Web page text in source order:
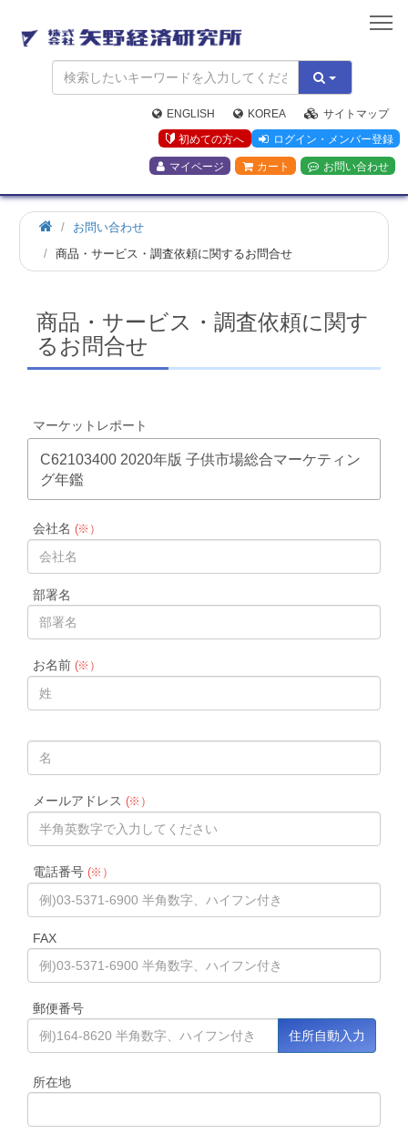
矢
野
経
済
研
究
所
ENGLISH KOREA
サイトマップ
初めての方へ
ログイン・メンバー登録
マイページ カート お問い合わせ
お問い合わせ
商品・サービス・調査依頼に関するお問合せ
商品・サービス・調査依頼に関す
るお問合せ
マーケットレポート
C62103400 2020年版 子供市場総合マーケティン
グ年鑑
会社名 (※）
部署名
お名前(※）
メールアドレス (※）
電話番号(※）
FAX
郵便番号
所在地